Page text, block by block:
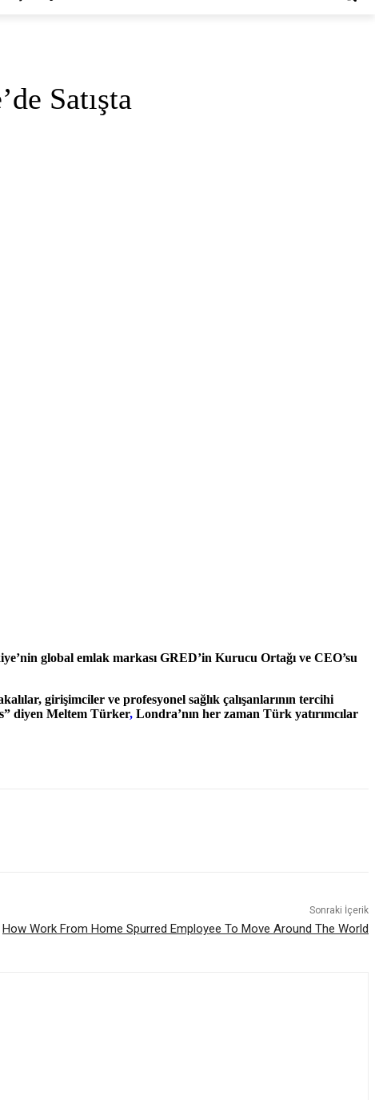
Satışta
global emlak markası GRED’in Kurucu Ortağı ve CEO’su
girişimciler ve profesyonel sağlık çalışanlarının tercihi
diyen Meltem Türker, Londra’nın her zaman Türk yatırımcılar
Sonraki İçerik
How Work From Home Spurred Employee To Move Around The World